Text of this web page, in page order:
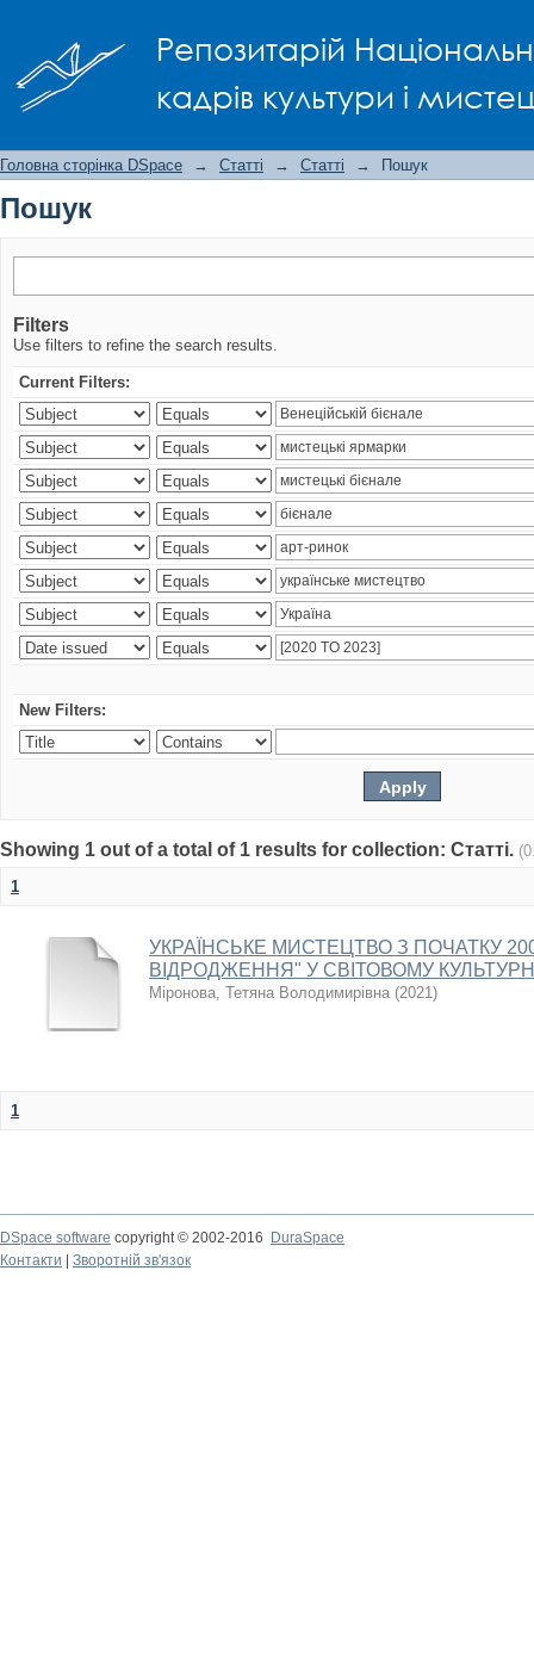
Репозитарій
кадрів культури і
Головна сторінка DSpace → Статті → Статті → Пошук
Пошук
Filters
Use filters to refine the search results.
Current Filters:
New Filters:
Showing 1 out of a total of 1 results for collection: Статті.
1
УКРАЇНСЬКЕ МИСТЕЦТВО З ПОЧАТКУ
ВІДРОДЖЕННЯ" У СВІТОВОМУ
Міронова, Тетяна Володимирівна (2021)
1
DSpace software copyright © 2002-2016
DuraSpace
Контакти
Зворотній зв'язок